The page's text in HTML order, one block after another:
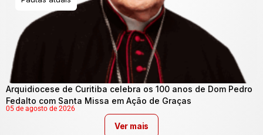
Arquidiocese de Curitiba celebra os 100 anos de Dom Pedro
Fedalto com Santa Missa em Ação de Graças
05 de agosto de 2026
Ver mais